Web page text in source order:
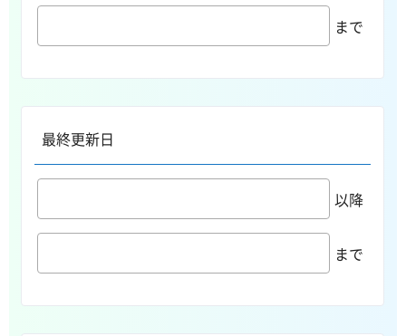
まで
最終更新日
以降
まで